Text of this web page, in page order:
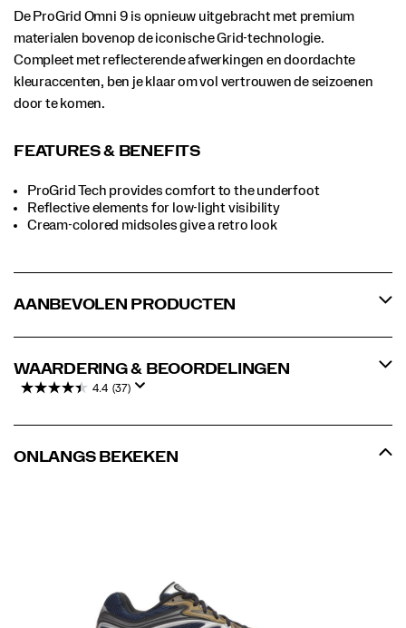
De ProGrid Omni 9 is opnieuw uitgebracht met premium
materialen bovenop de iconische Grid-technologie.
Compleet met reflecterende afwerkingen en doordachte
kleuraccenten, ben je klaar om vol vertrouwen de seizoenen
door te komen.
FEATURES & BENEFITS
ProGrid Tech provides comfort to the underfoot
Reflective elements for low-light visibility
Cream-colored midsoles give a retro look
AANBEVOLEN PRODUCTEN
WAARDERING & BEOORDELINGEN
4.4 (37)
ONLANGS BEKEKEN